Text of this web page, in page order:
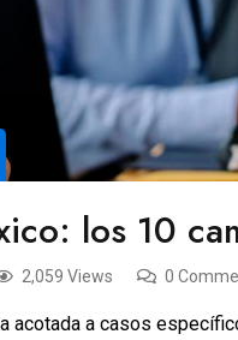
los 10
2,059 Views 0
acotada a casos